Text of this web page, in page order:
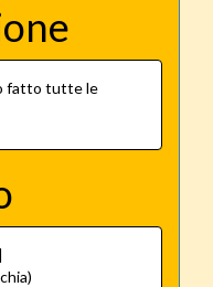
fatto tutte le